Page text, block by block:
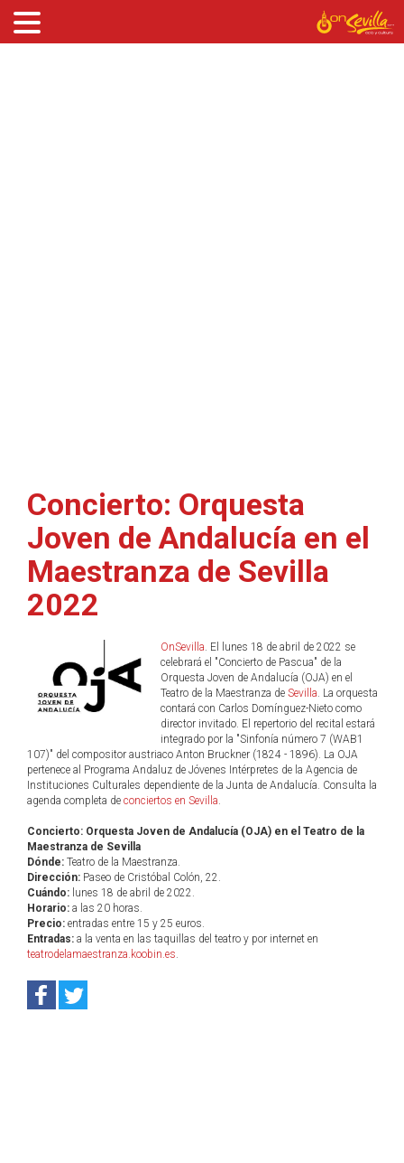
Concierto: Orquesta
Joven de Andalucía en el
Maestranza de Sevilla
2022
OnSevilla. El lunes 18 de abril de 2022 se
celebrará el "Concierto de Pascua" de la
Orquesta Joven de Andalucía (OJA) en el
Teatro de la Maestranza de Sevilla. La orquesta
contará con Carlos Domínguez-Nieto como
director invitado. El repertorio del recital estará
integrado por la "Sinfonía número 7 (WAB1
107)" del compositor austriaco Anton Bruckner (1824 - 1896). La OJA
pertenece al Programa Andaluz de Jóvenes Intérpretes de la Agencia de
Instituciones Culturales dependiente de la Junta de Andalucía. Consulta la
agenda completa de conciertos en Sevilla.
Concierto: Orquesta Joven de Andalucía (OJA) en el Teatro de la
Maestranza de Sevilla
Dónde: Teatro de la Maestranza.
Dirección: Paseo de Cristóbal Colón, 22.
Cuándo: lunes 18 de abril de 2022.
Horario: a las 20 horas.
Precio: entradas entre 15 y 25 euros.
Entradas: a la venta en las taquillas del teatro y por internet en
teatrodelamaestranza.koobin.es.